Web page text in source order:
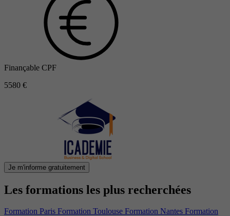
Finançable CPF
5580 €
Je m'informe gratuitement
Les formations les plus recherchées
Formation Paris Formation Toulouse Formation Nantes Formation